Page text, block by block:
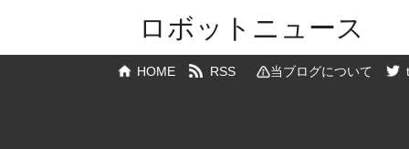
ロボットニュース
HOME RSS 当ブログについて